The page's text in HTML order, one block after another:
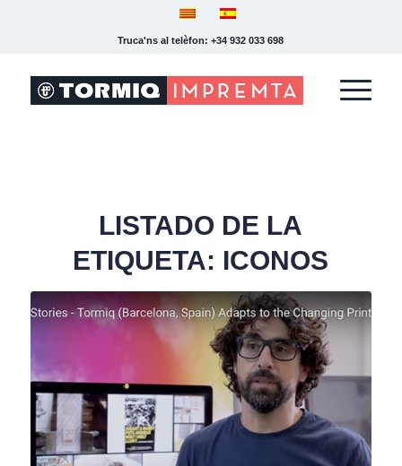
Truca'ns al telèfon: +34 932 033 698
LISTADO DE LA
ETIQUETA: ICONOS